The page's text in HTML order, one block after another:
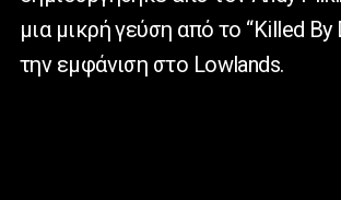
μια μικρή γεύση από το “Killed By
την εμφάνιση στο Lowlands.